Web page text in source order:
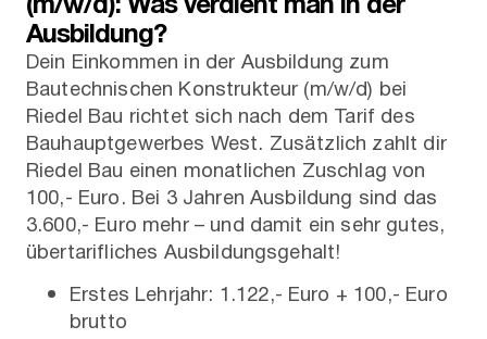
Ausbildung?
Dein Einkommen in der Ausbildung zum
Bautechnischen Konstrukteur (m/w/d) bei
Riedel Bau richtet sich nach dem Tarif des
Bauhauptgewerbes West. Zusätzlich zahlt dir
Riedel Bau einen monatlichen Zuschlag von
100,- Euro. Bei 3 Jahren Ausbildung sind das
3.600,- Euro mehr – und damit ein sehr gutes,
übertarifliches Ausbildungsgehalt!
Erstes Lehrjahr: 1.122,- Euro + 100,- Euro
brutto